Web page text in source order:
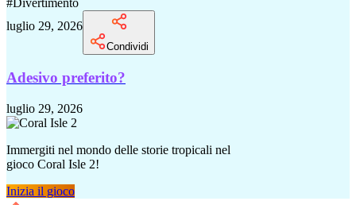
luglio 29, 2026
Condividi
Adesivo preferito?
luglio 29, 2026
Immergiti nel mondo delle storie tropicali nel
gioco Coral Isle 2!
Inizia il gioco